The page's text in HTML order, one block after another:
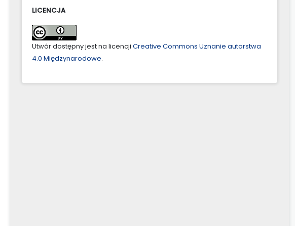
LICENCJA
Utwór dostępny jest na licencji Creative Commons Uznanie autorstwa
4.0 Międzynarodowe.